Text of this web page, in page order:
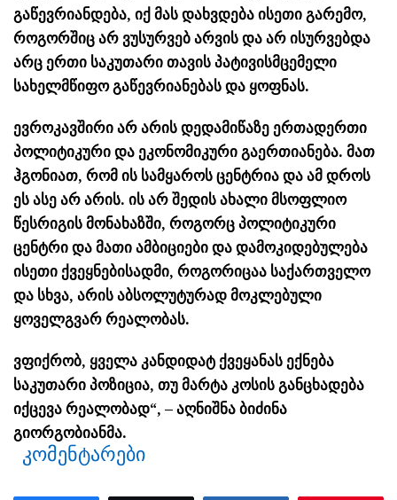
გაწევრიანდება, იქ მას დახვდება ისეთი გარემო,
როგორშიც არ ვუსურვებ არვის და არ ისურვებდა
არც ერთი საკუთარი თავის პატივისმცემელი
სახელმწიფო გაწევრიანებას და ყოფნას.
ევროკავშირი არ არის დედამიწაზე ერთადერთი
პოლიტიკური და ეკონომიკური გაერთიანება. მათ
ჰგონიათ, რომ ის სამყაროს ცენტრია და ამ დროს
ეს ასე არ არის. ის არ შედის ახალი მსოფლიო
წესრიგის მონახაზში, როგორც პოლიტიკური
ცენტრი და მათი ამბიციები და დამოკიდებულება
ისეთი ქვეყნებისადმი, როგორიცაა საქართველო
და სხვა, არის აბსოლუტურად მოკლებული
ყოველგვარ რეალობას.
ვფიქრობ, ყველა კანდიდატ ქვეყანას ექნება
საკუთარი პოზიცია, თუ მარტა კოსის განცხადება
იქცევა რეალობად“, – აღნიშნა ბიძინა
გიორგობიანმა.
კომენტარები